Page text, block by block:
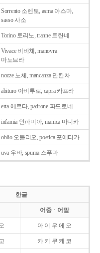
Sorrento 소렌토, asma 아스마,
sasso 사소
Torino 토리노, tranne 트란네
Vivace 비바체, manovra
마노브라
nozze 노체, mancanza 만칸차
abituro 아비투로, capra 카프라
erta 에르타, padrone 파드로네
infamia 인파미아, manica 마니카
oblio 오블리오, poetica 포에티카
uva 우바, spuma 스푸마
한글
어중ㆍ어말
아 이 우 에 오
카 키 쿠 케 코